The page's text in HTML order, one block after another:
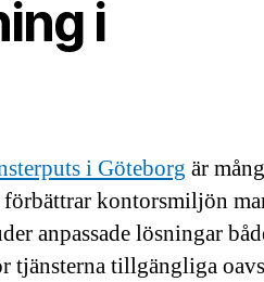
i
i Göteborg är
kontorsmiljön
anpassade lösningar
tjänsterna tillgängliga